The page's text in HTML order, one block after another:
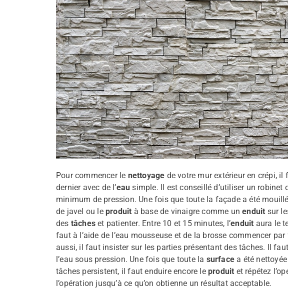
Pour commencer le nettoyage de votre mur extérieur en crépi,
dernier avec de l’eau simple. Il est conseillé d’utiliser un robinet
minimum de pression. Une fois que toute la façade a été
de javel ou le produit à base de vinaigre comme unenduit sur
des tâches et patienter. Entre 10 et 15 minutes, l’enduit aura le
faut à l’aide de l’eau mousseuse et de la brosse commencer
aussi, il faut insister sur les parties présentant des tâches. Il
l’eau sous pression. Une fois que toute la surface a été
tâches persistent, il faut enduire encore le produit et répétez
l’opération jusqu’à ce qu’on obtienne un résultat acceptable.